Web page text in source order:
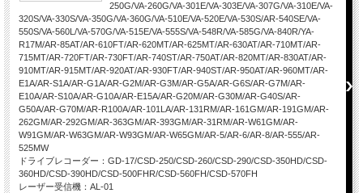
250G/VA-260G/VA-301E/VA-303E/VA-307G/VA-310E/VA-
320S/VA-330S/VA-350G/VA-360G/VA-510E/VA-520E/VA-530S/AR-540SE/VA-
550S/VA-560L/VA-570G/VA-515E/VA-555S/VA-548R/VA-585G/VA-840R/YA-
R17M/AR-85AT/AR-610FT/AR-620MT/AR-625MT/AR-630AT/AR-710MT/AR-
715MT/AR-720FT/AR-730FT/AR-740ST/AR-750AT/AR-820MT/AR-830AT/AR-
910MT/AR-915MT/AR-920AT/AR-930FT/AR-940ST/AR-950AT/AR-960MT/AR-
E1A/AR-S1A/AR-G1A/AR-G2M/AR-G3M/AR-G5A/AR-G6S/AR-G7M/AR-
E10A/AR-S10A/AR-G10A/AR-E15A/AR-G20M/AR-G30M/AR-G40S/AR-
G50A/AR-G70M/AR-R100A/AR-101LA/AR-131RM/AR-161GM/AR-191GM/AR-
262GM/AR-292GM/AR-363GM/AR-393GM/AR-31RM/AR-W61GM/AR-
W91GM/AR-W63GM/AR-W93GM/AR-W65GM/AR-5/AR-6/AR-8/AR-555/AR-
525MW
ドライブレコーダー：GD-17/CSD-250/CSD-260/CSD-290/CSD-350HD/CSD-
360HD/CSD-390HD/CSD-500FHR/CSD-560FH/CSD-570FH
レーザー受信機：AL-01